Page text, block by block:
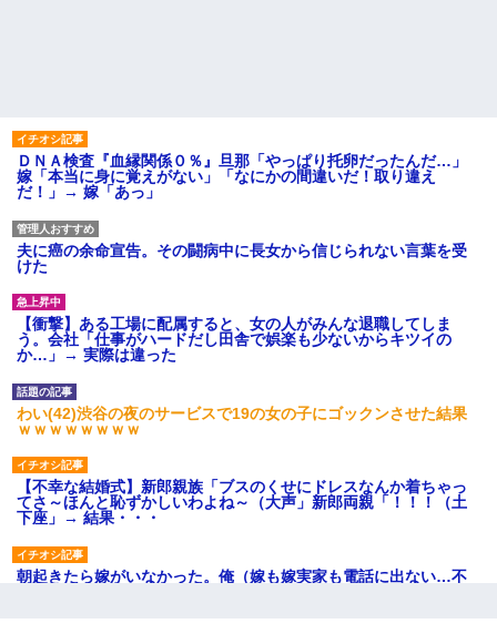
ＤＮＡ検査『血縁関係０％』旦那「やっぱり托卵だったんだ…」
嫁「本当に身に覚えがない」「なにかの間違いだ！取り違え
だ！」→ 嫁「あっ」
夫に癌の余命宣告。その闘病中に長女から信じられない言葉を受
けた
【衝撃】ある工場に配属すると、女の人がみんな退職してしま
う。会社「仕事がハードだし田舎で娯楽も少ないからキツイの
か…」→ 実際は違った
わい(42)渋谷の夜のサービスで19の女の子にゴックンさせた結果
ｗｗｗｗｗｗｗｗ
【不幸な結婚式】新郎親族「ブスのくせにドレスなんか着ちゃっ
てさ～ほんと恥ずかしいわよね～（大声」新郎両親「！！！（土
下座」→ 結果・・・
朝起きたら嫁がいなかった。俺（嫁も嫁実家も電話に出ない…不